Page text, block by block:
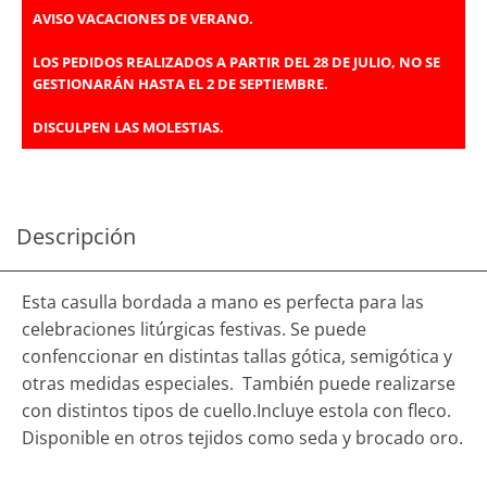
AVISO VACACIONES DE VERANO.
LOS PEDIDOS REALIZADOS A PARTIR DEL 28 DE JULIO, NO SE
GESTIONARÁN HASTA EL 2 DE SEPTIEMBRE.
DISCULPEN LAS MOLESTIAS.
Descripción
Esta casulla bordada a mano es perfecta para las
celebraciones litúrgicas festivas. Se puede
confenccionar en distintas tallas gótica, semigótica y
otras medidas especiales. También puede realizarse
con distintos tipos de cuello.Incluye estola con fleco.
Disponible en otros tejidos como seda y brocado oro.